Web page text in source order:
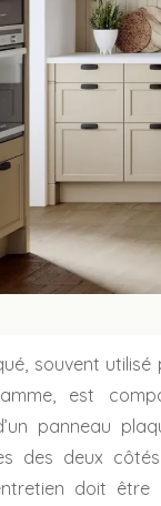
souvent utilisé
est
panneau
des deux
doit être